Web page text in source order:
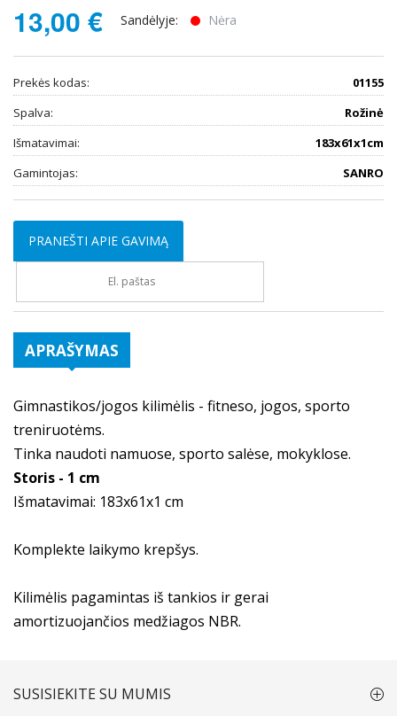
13,00 € Sandėlyje: Nėra
Prekės kodas:
01155
Spalva:
Rožinė
Išmatavimai:
183x61x1cm
Gamintojas:
SANRO
APRAŠYMAS
Gimnastikos/jogos kilimėlis - fitneso, jogos, sporto
treniruotėms.
Tinka naudoti namuose, sporto salėse, mokyklose.
Storis - 1 cm
Išmatavimai: 183x61x1 cm
Komplekte laikymo krepšys.
Kilimėlis pagamintas iš tankios ir gerai
amortizuojančios medžiagos NBR.
SUSISIEKITE SU MUMIS